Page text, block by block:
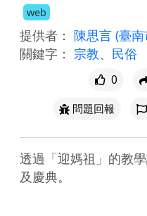
web
提供者： 陳思言 (臺
關鍵字： 宗教、 民俗
0
問題回報
透過「迎媽祖」的教
及慶典。